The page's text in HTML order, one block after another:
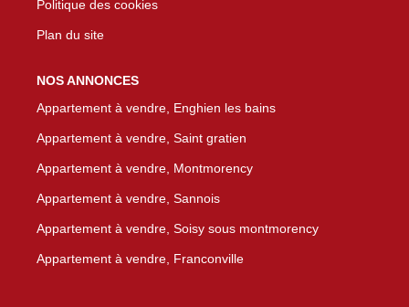
Politique des cookies
Plan du site
NOS ANNONCES
Appartement à vendre, Enghien les bains
Appartement à vendre, Saint gratien
Appartement à vendre, Montmorency
Appartement à vendre, Sannois
Appartement à vendre, Soisy sous montmorency
Appartement à vendre, Franconville